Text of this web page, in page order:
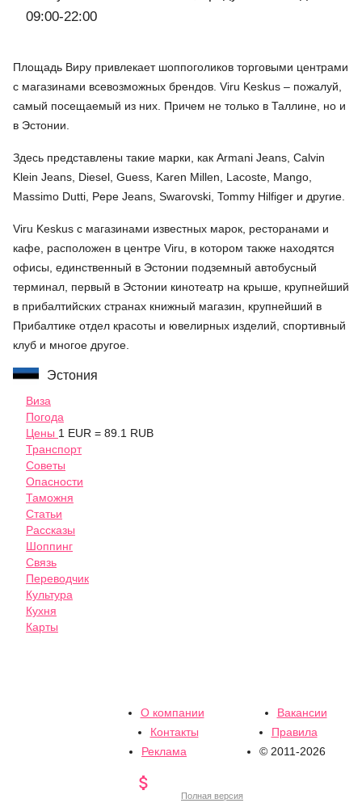
09:00-22:00
Площадь Виру привлекает шоппоголиков торговыми центрами
с магазинами всевозможных брендов. Viru Keskus – пожалуй,
самый посещаемый из них. Причем не только в Таллине, но и
в Эстонии.
Здесь представлены такие марки, как Armani Jeans, Calvin
Klein Jeans, Diesel, Guess, Karen Millen, Lacoste, Mango,
Massimo Dutti, Pepe Jeans, Swarovski, Tommy Hilfiger и другие.
Viru Keskus с магазинами известных марок, ресторанами и
кафе, расположен в центре Viru, в котором также находятся
офисы, единственный в Эстонии подземный автобусный
терминал, первый в Эстонии кинотеатр на крыше, крупнейший
в прибалтийских странах книжный магазин, крупнейший в
Прибалтике отдел красоты и ювелирных изделий, спортивный
клуб и многое другое.
Эстония
Виза
Погода
Цены 1 EUR = 89.1 RUB
Транспорт
Советы
Опасности
Таможня
Статьи
Рассказы
Шоппинг
Связь
Переводчик
Культура
Кухня
Карты
О компании
Вакансии
Контакты
Правила
Реклама
© 2011-2026

Полная версия